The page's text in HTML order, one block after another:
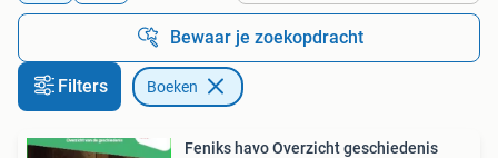
Bewaar je zoekopdracht
Filters Boeken
Feniks havo Overzicht geschiedenis